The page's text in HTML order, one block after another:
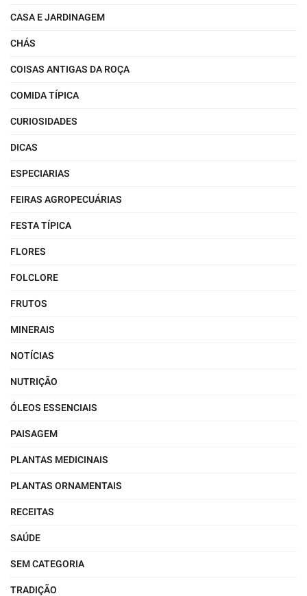
CASA E JARDINAGEM
CHÁS
COISAS ANTIGAS DA ROÇA
COMIDA TÍPICA
CURIOSIDADES
DICAS
ESPECIARIAS
FEIRAS AGROPECUÁRIAS
FESTA TÍPICA
FLORES
FOLCLORE
FRUTOS
MINERAIS
NOTÍCIAS
NUTRIÇÃO
ÓLEOS ESSENCIAIS
PAISAGEM
PLANTAS MEDICINAIS
PLANTAS ORNAMENTAIS
RECEITAS
SAÚDE
SEM CATEGORIA
TRADIÇÃO